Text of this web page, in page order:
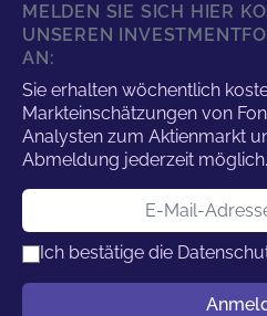
MELDEN SIE SICH HIER
UNSEREN
AN:
Sie erhalten wöchentlich
Markteinschätzungen von
Analysten zum Aktienmarkt
Abmeldung jederzeit möglich.
E-Mail-Adresse
Ich bestätige die